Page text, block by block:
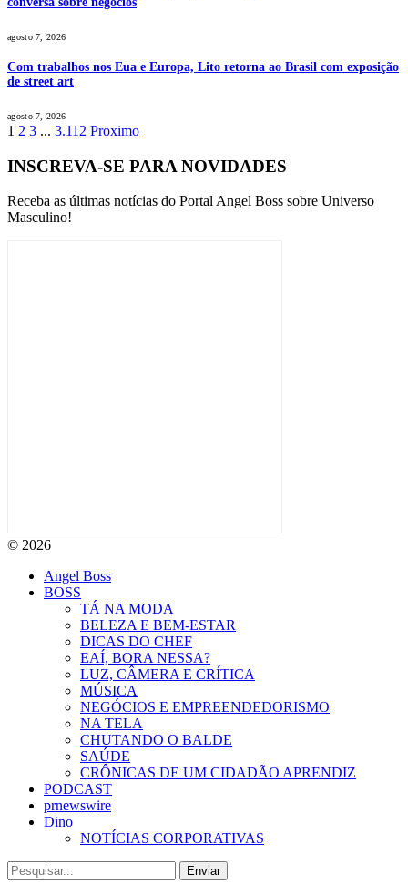
agosto 7, 2026
Com trabalhos nos Eua e Europa, Lito retorna ao Brasil com exposição
de street art
agosto 7, 2026
1 2 3 ... 3.112 Proximo
INSCREVA-SE PARA NOVIDADES
Receba as últimas notícias do Portal Angel Boss sobre Universo
Masculino!
© 2026
Angel Boss
BOSS
TÁ NA MODA
BELEZA E BEM-ESTAR
DICAS DO CHEF
EAÍ, BORA NESSA?
LUZ, CÂMERA E CRÍTICA
MÚSICA
NEGÓCIOS E EMPREENDEDORISMO
NA TELA
CHUTANDO O BALDE
SAÚDE
CRÔNICAS DE UM CIDADÃO APRENDIZ
PODCAST
prnewswire
Dino
NOTÍCIAS CORPORATIVAS
Enviar